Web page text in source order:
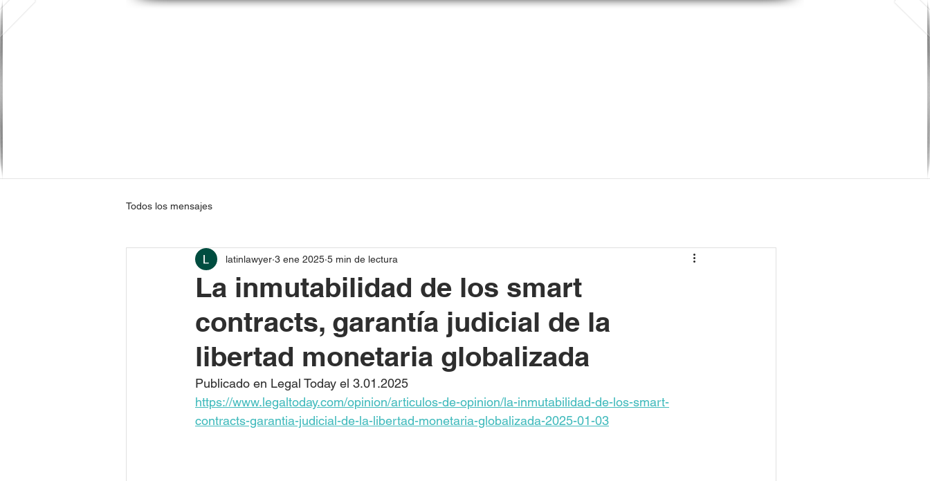
Todos los mensajes
La inmutabilidad de los smart
contracts, garantía judicial de la
libertad monetaria globalizada
latinlawyer 3 ene 2025 5 min de lectura
Publicado en Legal Today el 3.01.2025
https://www.legaltoday.com/opinion/articulos-de-opinion/la-inmutabilidad-de-los-smart-
contracts-garantia-judicial-de-la-libertad-monetaria-globalizada-2025-01-03